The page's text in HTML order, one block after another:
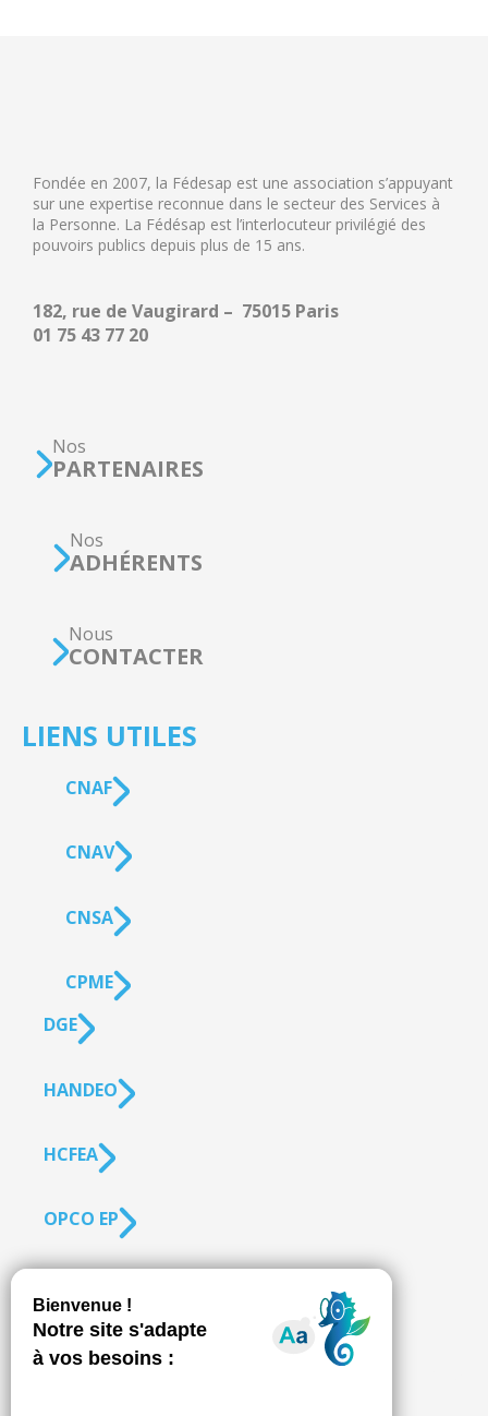
Fondée en 2007, la Fédesap est une association s’appuyant
sur une expertise reconnue dans le secteur des Services à
la Personne. La Fédésap est l’interlocuteur privilégié des
pouvoirs publics depuis plus de 15 ans.
182, rue de Vaugirard – 75015 Paris
01 75 43 77 20
Nos
PARTENAIRES
Nos
ADHÉRENTS
Nous
CONTACTER
LIENS UTILES
CNAF
CNAV
CNSA
CPME
DGE
HANDEO
HCFEA
OPCO EP
SUIVEZ-NOUS